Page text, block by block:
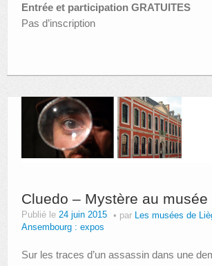
Entrée et participation GRATUITES
Pas d’inscription
Cluedo – Mystère au musée
Publié le 24 juin 2015 par Les musées de
Ansembourg : expos
Sur les traces d’un assassin dans une